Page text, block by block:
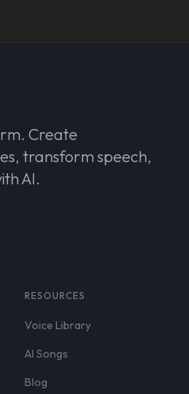
Create
transform speech,
AI.
RESOURCES
Voice Library
AI Songs
Blog